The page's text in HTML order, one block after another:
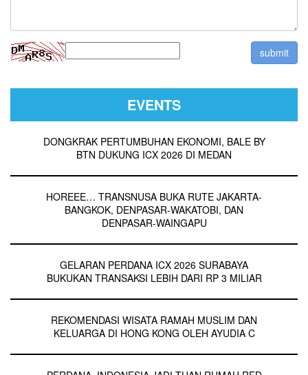
EVENTS
DONGKRAK PERTUMBUHAN EKONOMI, BALE BY
BTN DUKUNG ICX 2026 DI MEDAN
HOREEE… TRANSNUSA BUKA RUTE JAKARTA-
BANGKOK, DENPASAR-WAKATOBI, DAN
DENPASAR-WAINGAPU
GELARAN PERDANA ICX 2026 SURABAYA
BUKUKAN TRANSAKSI LEBIH DARI RP 3 MILIAR
REKOMENDASI WISATA RAMAH MUSLIM DAN
KELUARGA DI HONG KONG OLEH AYUDIA C